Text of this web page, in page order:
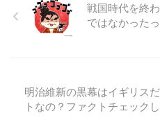
戦国時代を終
ではなかった
明治維新の黒幕はイギリス
トなの？ファクトチェック